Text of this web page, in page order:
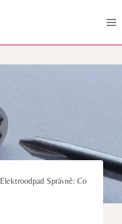
Elektroodpad Správně: Co